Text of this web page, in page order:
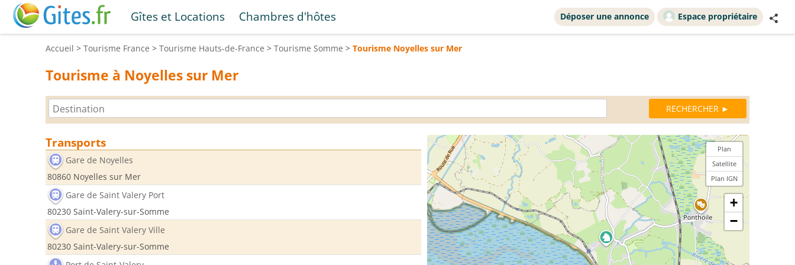
Gîtes et Locations Chambres d'hôtes Déposer une annonce Espace propriétaire
Accueil > Tourisme France > Tourisme Hauts-de-France > Tourisme Somme > Tourisme Noyelles sur Mer
Tourisme à Noyelles sur Mer
Transports
Gare de Noyelles
80860 Noyelles sur Mer
Gare de Saint Valery Port
80230 Saint-Valery-sur-Somme
Gare de Saint Valery Ville
80230 Saint-Valery-sur-Somme
Plan
Satellite
Plan IGN
+
−